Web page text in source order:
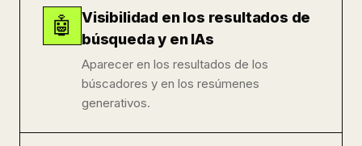
🤖
Visibilidad en los resultados de
búsqueda y en IAs
Aparecer en los resultados de los
búscadores y en los resúmenes
generativos.